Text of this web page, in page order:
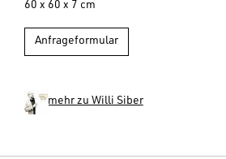
60 x 60 x 7 cm
Anfrageformular
mehr zu Willi Siber